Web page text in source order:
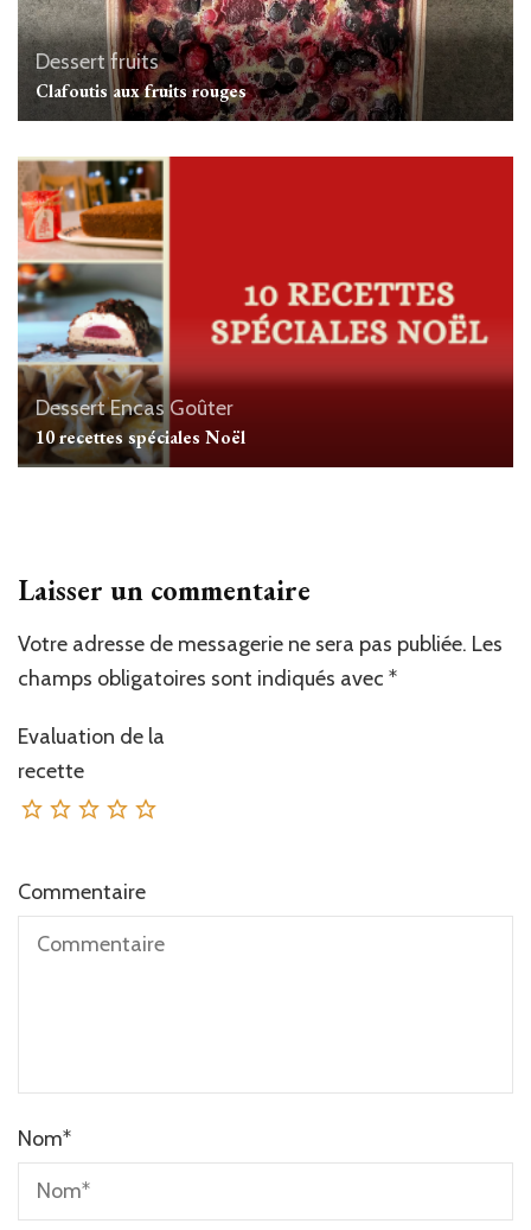
Dessert fruits
Clafoutis aux fruits rouges
DessertEncas Goûter
10 recettes spéciales Noël
Laisser un commentaire
Votre adresse de messagerie ne sera pas publiée. Les
champs obligatoires sont indiqués avec *
Evaluation de la
recette
Commentaire
Nom*